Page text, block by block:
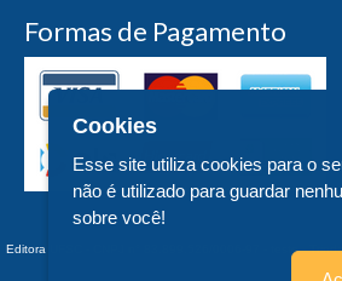
Formas de Pagamento
Editora UFSC - CNPJ n° 83.899.526/0006-97 - teste -
Cookies
Esse site utiliza cookies para o
não é utilizado para guardar
sobre você!